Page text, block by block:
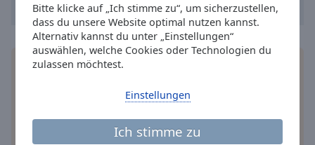
Bitte klicke auf „Ich stimme zu“, um sicherzustellen,
dass du unsere Website optimal nutzen kannst.
Alternativ kannst du unter „Einstellungen“
auswählen, welche Cookies oder Technologien du
zulassen möchtest.
Ich stimme zu
Einstellungen
Installieren Sie gratis
Sie Ihr Lieblingsradio online an, wo Sie immer